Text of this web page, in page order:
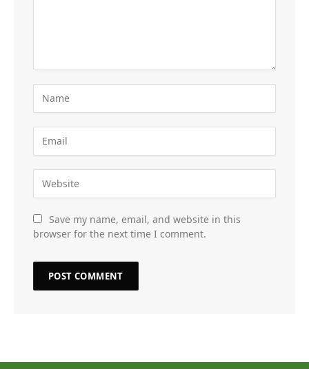
Save my name, email, and website in this
browser for the next time I comment.